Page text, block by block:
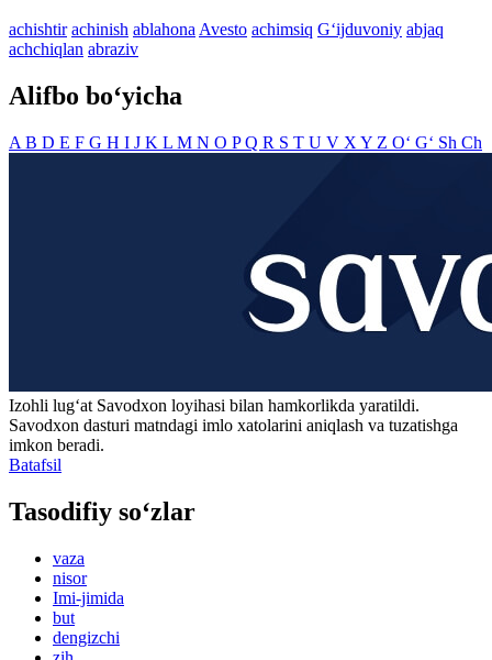
achishtir achinish ablahona Avesto achimsiq G‘ijduvoniy abjaq
achchiqlan abraziv
Alifbo bo‘yicha
A B D E F G H I J K L M N O PQ R S T U V X Y Z O‘ G‘ Sh Ch
Izohli lugʻat Savodxon loyihasi bilan hamkorlikda yaratildi.
Savodxon dasturi matndagi imlo xatolarini aniqlash va tuzatishga
imkon beradi.
Batafsil
Tasodifiy so‘zlar
vaza
nisor
Imi-jimida
but
dengizchi